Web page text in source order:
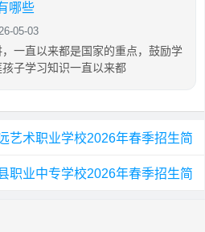
哪些
05-03
一直以来都是国家的重点，鼓励学
子学习知识一直以来都
艺术职业学校2026年春季招生简
职业中专学校2026年春季招生简